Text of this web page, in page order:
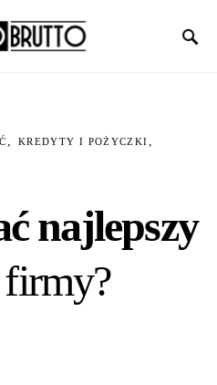
KREDYTY I POŻYCZKI
najlepszy
firmy?